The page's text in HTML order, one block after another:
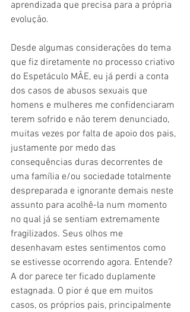
aprendizada que precisa para a própria
evolução.
Desde algumas considerações do tema
que fiz diretamente no processo criativo
do Espetáculo MÃE, eu já perdi a conta
dos casos de abusos sexuais que
homens e mulheres me confidenciaram
terem sofrido e não terem denunciado,
muitas vezes por falta de apoio dos pais,
justamente por medo das
consequências duras decorrentes de
uma família e/ou sociedade totalmente
despreparada e ignorante demais neste
assunto para acolhê-la num momento
no qual já se sentiam extremamente
fragilizados. Seus olhos me
desenhavam estes sentimentos como
se estivesse ocorrendo agora. Entende?
A dor parece ter ficado duplamente
estagnada. O pior é que em muitos
casos, os próprios pais, principalmente